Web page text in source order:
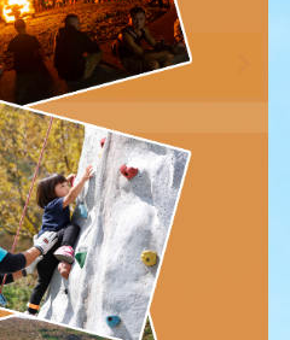
込はこちら
2018 in
高原
14sun